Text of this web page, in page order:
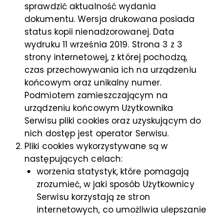
sprawdzić aktualność wydania
dokumentu. Wersja drukowana posiada
status kopii nienadzorowanej. Data
wydruku 11 września 2019. Strona 3 z 3
strony internetowej, z której pochodzą,
czas przechowywania ich na urządzeniu
końcowym oraz unikalny numer.
Podmiotem zamieszczającym na
urządzeniu końcowym Użytkownika
Serwisu pliki cookies oraz uzyskującym do
nich dostęp jest operator Serwisu.
Pliki cookies wykorzystywane są w
następujących celach:
worzenia statystyk, które pomagają
zrozumieć, w jaki sposób Użytkownicy
Serwisu korzystają ze stron
internetowych, co umożliwia ulepszanie